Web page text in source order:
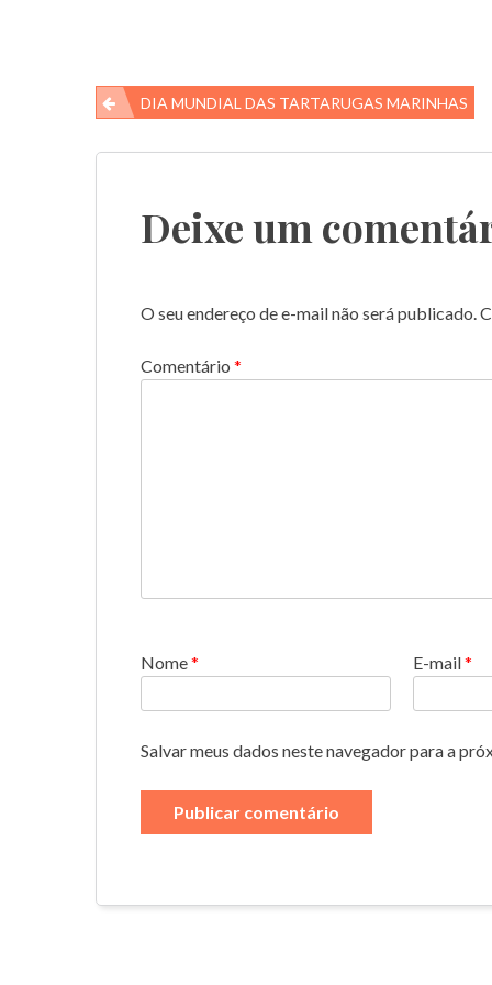
Navegação
de
DIA MUNDIAL DAS TARTARUGAS MARINHAS
Deixe um
O seu endereço de e-mail não será publicado.
Comentário *
Nome* E-mail*
Salvar meus dados neste navegador para a